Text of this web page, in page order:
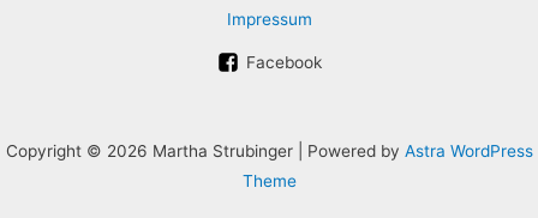
Impressum
Facebook
Copyright © 2026 Martha Strubinger | Powered by Astra WordPress
Theme